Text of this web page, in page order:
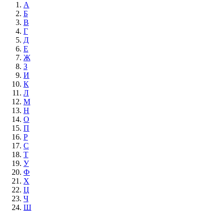
А
Б
В
Г
Д
Е
Ж
З
И
К
Л
М
Н
О
П
Р
С
Т
У
Ф
Х
Ц
Ч
Ш